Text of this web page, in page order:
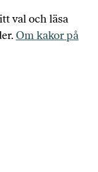
val och läsa
Om kakor på